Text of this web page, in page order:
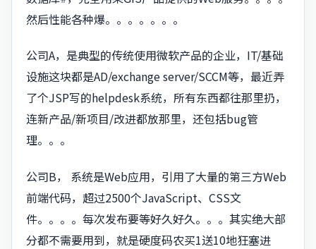
然后性能各种爆。。。。。。。
公司A，是典型的传统使用微软产品的企业，IT/基础
设施这块都是AD/exchange server/SCCM等，最近弄
了个JSP写的helpdesk系统，所有东西都往那里扔，
连新产品/新项目/改进都放那里，还包括bug管
理。。。
公司B， 系统是Web应用，引用了大量的第三方Web
前端代码，超过2500个JavaScript、CSS文
件。。。。每次发布要等好久好久。。。其实绝大部
分都不需要用到，就是硬度码农买1送10地狂塞进